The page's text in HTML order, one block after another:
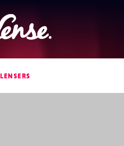
LENSERS